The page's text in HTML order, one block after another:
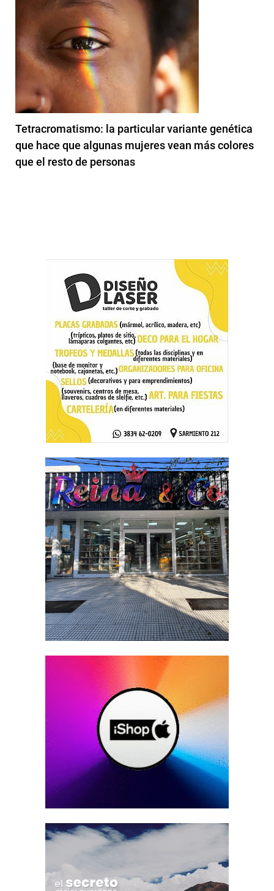
Tetracromatismo: la particular variante genética
que hace que algunas mujeres vean más colores
que el resto de personas